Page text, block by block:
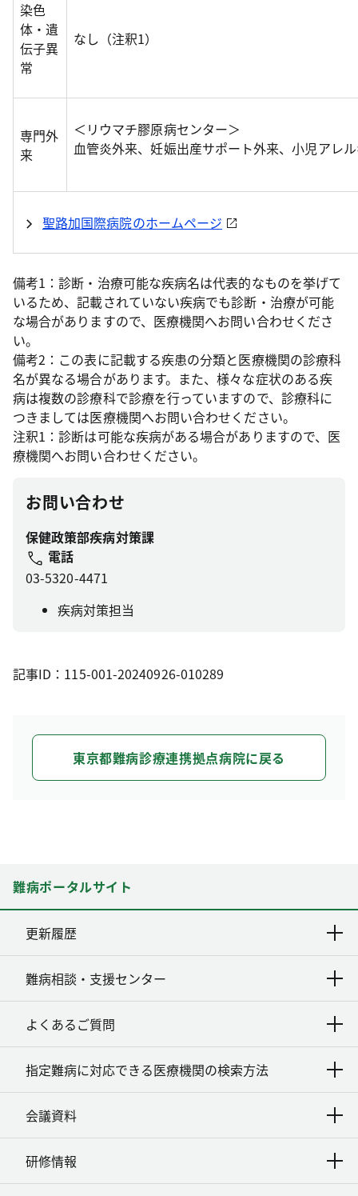
染色
体・遺
伝子異
常
なし（注釈1）
専門外
来
＜リウマチ膠原病センター＞
血管炎外来、妊娠出産サポート外来、小児アレ
聖路加国際病院のホームページ
備考1：診断・治療可能な疾病名は代表的なものを挙げて
いるため、記載されていない疾病でも診断・治療が可能
な場合がありますので、医療機関へお問い合わせくださ
い。
備考2：この表に記載する疾患の分類と医療機関の診療科
名が異なる場合があります。また、様々な症状のある疾
病は複数の診療科で診療を行っていますので、診療科に
つきましては医療機関へお問い合わせください。
注釈1：診断は可能な疾病がある場合がありますので、医
療機関へお問い合わせください。
お問い合わせ
保健政策部疾病対策課
電話
03-5320-4471
疾病対策担当
記事ID：115-001-20240926-010289
東京都難病診療連携拠点病院に戻る
難病ポータルサイト
更新履歴
難病相談・支援センター
よくあるご質問
指定難病に対応できる医療機関の検索方法
会議資料
研修情報